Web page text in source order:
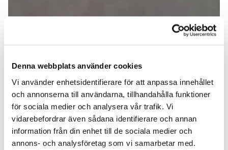
Denna webbplats använder cookies
Vi använder enhetsidentifierare för att anpassa innehållet
och annonserna till användarna, tillhandahålla funktioner
för sociala medier och analysera vår trafik. Vi
vidarebefordrar även sådana identifierare och annan
information från din enhet till de sociala medier och
annons- och analysföretag som vi samarbetar med.